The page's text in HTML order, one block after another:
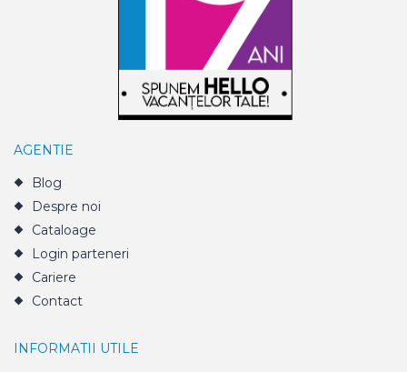
AGENTIE
Blog
Despre noi
Cataloage
Login parteneri
Cariere
Contact
INFORMATII UTILE